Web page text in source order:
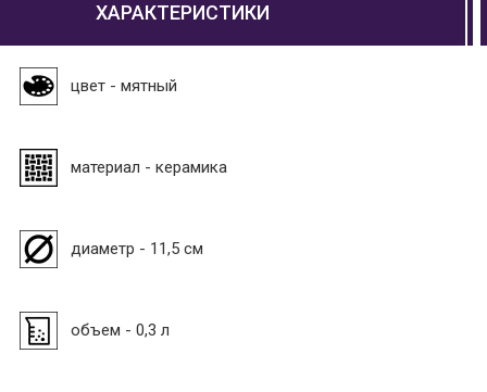
ХАРАКТЕРИСТИКИ
цвет - мятный
материал - керамика
диаметр - 11,5 см
объем - 0,3 л